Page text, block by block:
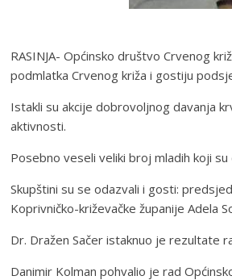
RASINJA- Općinsko društvo Crvenog
podmlatka Crvenog križa i gostiju
Istakli su akcije dobrovoljnog davanja
aktivnosti.
Posebno veseli veliki broj mladih koji
Skupštini su se odazvali i gosti:
Koprivničko-križevačke županije Adela
Dr. Dražen Sačer istaknuo je rezultate
Danimir Kolman pohvalio je rad